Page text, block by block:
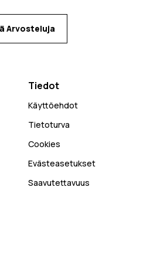
Arvosteluja
Tiedot
Käyttöehdot
Tietoturva
Cookies
Evästeasetukset
Saavutettavuus